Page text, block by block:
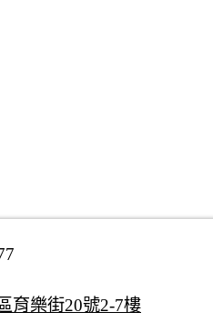
育樂街20號2-7樓